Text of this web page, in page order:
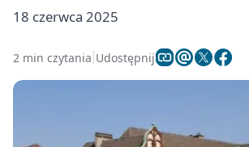
18 czerwca 2025
2 min czytania Udostępnij